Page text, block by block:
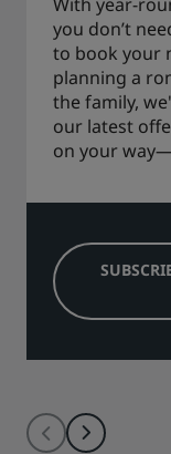
you don’t
to book your
planning a
the family,
our latest
on your